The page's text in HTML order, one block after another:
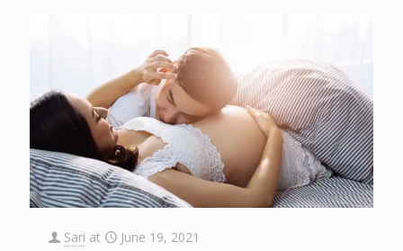
Sari at June 19, 2021